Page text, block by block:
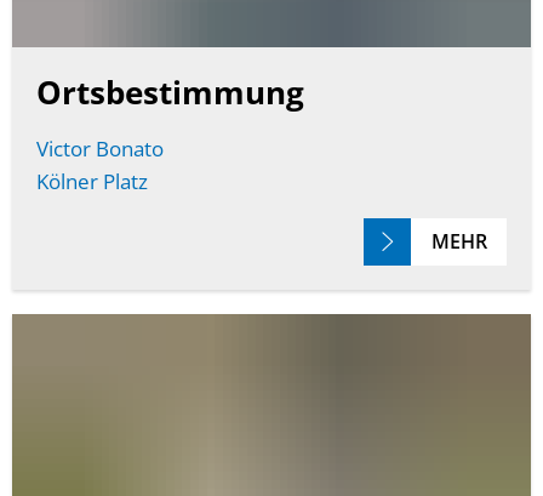
Ortsbestimmung
Victor Bonato
Kölner Platz
MEHR